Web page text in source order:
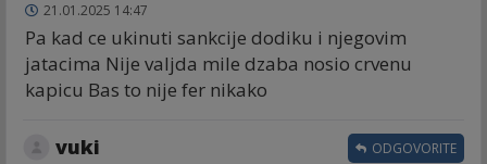
21.01.2025 14:47
Pa kad ce ukinuti sankcije dodiku i njegovim
jatacima Nije valjda mile dzaba nosio crvenu
kapicu Bas to nije fer nikako
vuki ODGOVORITE